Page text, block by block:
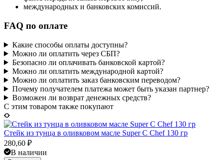
международных и банковских комиссий.
FAQ по оплате
Какие способы оплаты доступны?
Можно ли оплатить через СБП?
Безопасно ли оплачивать банковской картой?
Можно ли оплатить международной картой?
Можно ли оплатить заказ банковским переводом?
Почему получателем платежа может быть указан партнер?
Возможен ли возврат денежных средств?
C этим товаром также покупают
Стейк из тунца в оливковом масле Super C Chef 130 гр
280,60 ₽
В наличии